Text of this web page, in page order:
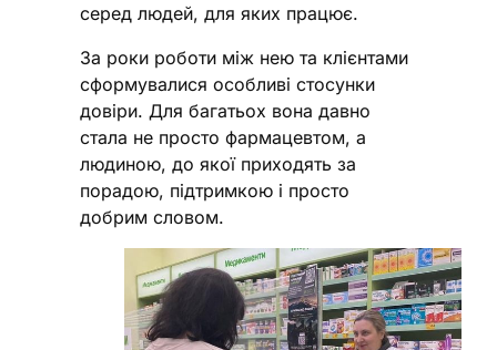
серед людей, для яких працює.
За роки роботи між нею та клієнтами
сформувалися особливі стосунки
довіри. Для багатьох вона давно
стала не просто фармацевтом, а
людиною, до якої приходять за
порадою, підтримкою і просто
добрим словом.